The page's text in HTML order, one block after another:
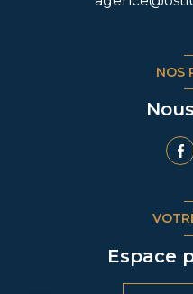
NOS
Espace